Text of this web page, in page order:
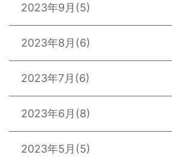
2023年9月 (5)
2023年8月 (6)
2023年7月 (6)
2023年6月 (8)
2023年5月 (5)